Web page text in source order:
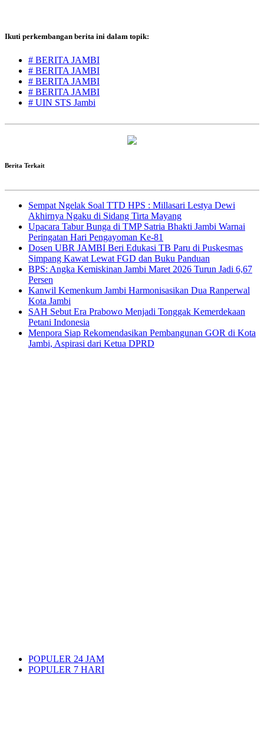
Ikuti perkembangan berita ini dalam topik:
# BERITA JAMBI
# BERITA JAMBI
# BERITA JAMBI
# BERITA JAMBI
# UIN STS Jambi
Berita Terkait
Sempat Ngelak Soal TTD HPS : Millasari Lestya Dewi
Akhirnya Ngaku di Sidang Tirta Mayang
Upacara Tabur Bunga di TMP Satria Bhakti Jambi Warnai
Peringatan Hari Pengayoman Ke-81
Dosen UBR JAMBI Beri Edukasi TB Paru di Puskesmas
Simpang Kawat Lewat FGD dan Buku Panduan
BPS: Angka Kemiskinan Jambi Maret 2026 Turun Jadi 6,67
Persen
Kanwil Kemenkum Jambi Harmonisasikan Dua Ranperwal
Kota Jambi
SAH Sebut Era Prabowo Menjadi Tonggak Kemerdekaan
Petani Indonesia
Menpora Siap Rekomendasikan Pembangunan GOR di Kota
Jambi, Aspirasi dari Ketua DPRD
POPULER 24 JAM
POPULER 7 HARI